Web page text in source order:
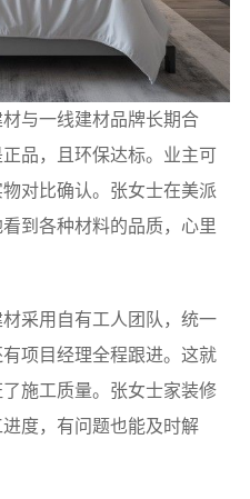
与一线建材品牌长期合
品，且环保达标。业主可
对比确认。张女士在美派
到各种材料的品质，心里
采用自有工人团队，统一
项目经理全程跟进。这就
施工质量。张女士家装修
度，有问题也能及时解